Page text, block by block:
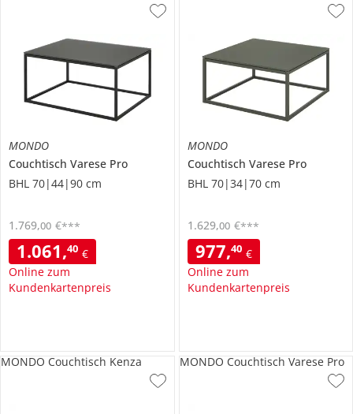
MONDO
Couchtisch Varese Pro
BHL 70|44|90 cm
1.061,40 €
Online zum
Kundenkartenpreis
1.769,00 €***
MONDO
Couchtisch Varese Pro
BHL 70|34|70 cm
977,40 €
Online zum
Kundenkartenpreis
1.629,00 €***
MONDO Couchtisch Kenza MONDO Couchtisch Varese Pro